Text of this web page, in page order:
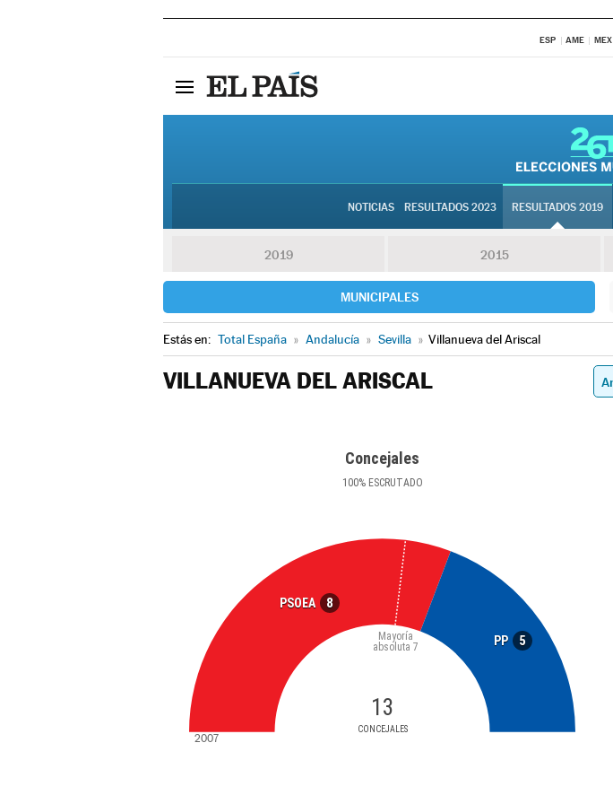
ESP AME MEX
NOTICIAS RESULTADOS 2023 RESULTADOS 2019
2019 2015
MUNICIPALES
Estás en: Total España » Andalucía » Sevilla » Villanueva del Ariscal
VILLANUEVA DEL ARISCAL
Concejales
100%ESCRUTADO
PSOEA 8
PP 5
13
CONCEJALES
Mayoría
absoluta 7
2007